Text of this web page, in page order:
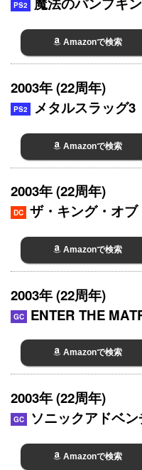
PS2
Amazonで検索
2003年 (22周年)
PS2 メタルスラッグ3
Amazonで検索
2003年 (22周年)
DC ザ・キング・オ
Amazonで検索
2003年 (22周年)
GC ENTER THE
Amazonで検索
2003年 (22周年)
GC ソニックアドベ
Amazonで検索